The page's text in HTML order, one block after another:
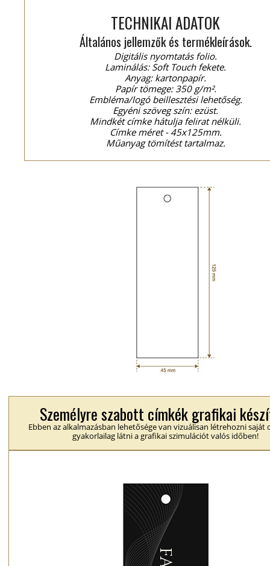
TECHNIKAI ADATOK
Általános jellemzők és termékleírások.
Digitális nyomtatás folio.
Laminálás: Soft Touch fekete.
Anyag: kartonpapír.
Papír tömege: 350 g/m².
Embléma/logó beillesztési lehetőség.
Egyéni szöveg szín: ezüst.
Mindkét címke hátulja felirat nélküli.
Címke méret - 45x125mm.
Műanyag tömítést tartalmaz.
Személyre szabott címkék grafikai
Ebben az alkalmazásban lehetősége van vizuálisan létrehozni saját
gyakorlailag látni a grafikai szimulációt valós időben!